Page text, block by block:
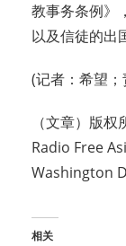
教事务条例》
以及信徒的出
(记者：希望
（文章）版
Radio Free
Washington
相关